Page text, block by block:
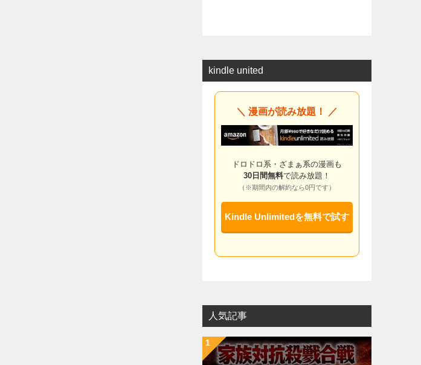
kindle united
＼ 漫画が読み放題！ ／
ドロドロ系・ざまぁ系の漫画も
30日間無料で読み放題！
（※期間内の解約なら0円です）
Kindle Unlimitedを無料で試す
人気記事